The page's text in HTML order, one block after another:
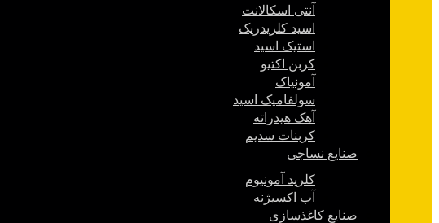
آنتی اسکالانت
اسید کلریدریک
استیک اسید
کربن اکتیو
آمونیاک
سولفامیک اسید
آهک هیدراته
کربنات سدیم
صنایع نساجی
کلرید آمونیوم
آب اکسیژنه
صنایع کاغذسازی